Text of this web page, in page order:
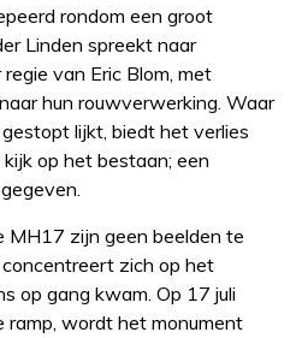
rondom een groot
Linden spreekt naar
van Eric Blom, met
hun rouwverwerking. Waar
lijkt, biedt het verlies
op het bestaan; een
MH17 zijn geen beelden te
zich op het
op gang kwam. Op 17 juli
ramp, wordt het monument